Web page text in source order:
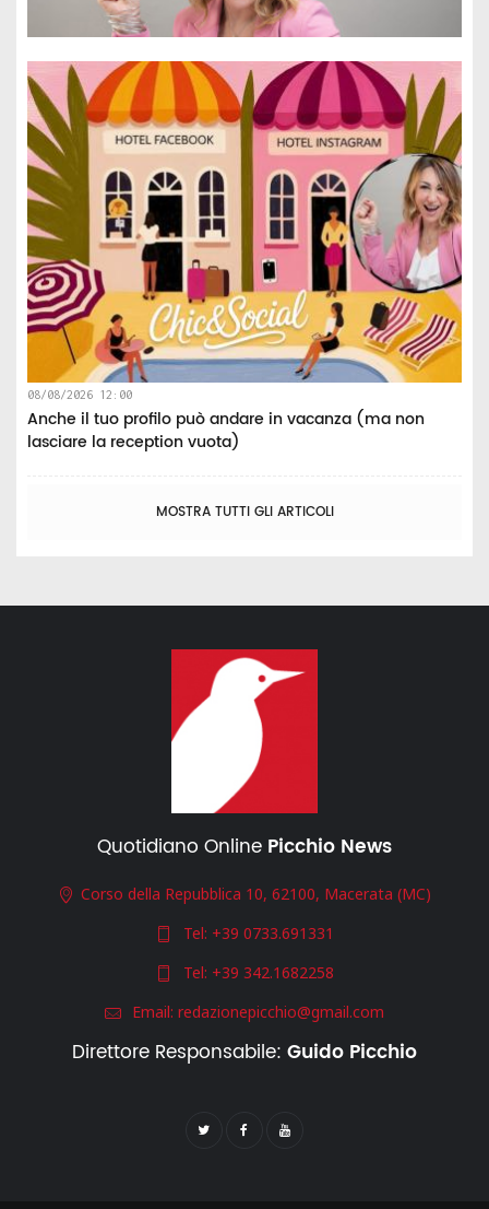
08/08/2026 12:00
Anche il tuo profilo può andare in vacanza (ma non
lasciare la reception vuota)
MOSTRA TUTTI GLI ARTICOLI
Quotidiano Online Picchio News
Corso della Repubblica 10, 62100, Macerata (MC)
Tel: +39 0733.691331
Tel: +39 342.1682258
Email: redazionepicchio@gmail.com
Direttore Responsabile: Guido Picchio